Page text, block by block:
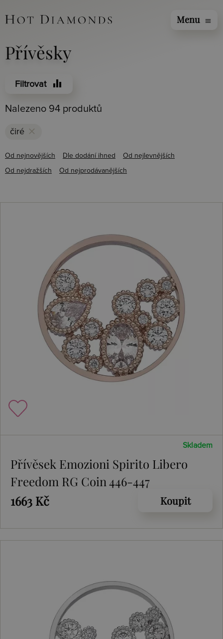
Menu menu
Přívěsky
Filtrovat equalizer
Nalezeno 94 produktů
čiré clear
Od nejnovějších Dle dodání ihned Od nejlevnějších
Od nejdražších Od nejprodávanějších
Skladem
Přívěsek Emozioni Spirito Libero
Freedom RG Coin 446-447
1663 Kč
Koupit